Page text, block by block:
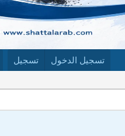
تسجيل الدخول تسجيل